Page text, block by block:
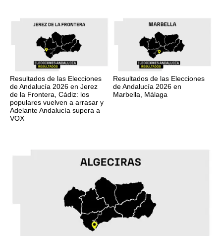
Resultados de las Elecciones
de Andalucía 2026 en Jerez
de la Frontera, Cádiz: los
populares vuelven a arrasar y
Adelante Andalucía supera a
VOX
Resultados de las Elecciones
de Andalucía 2026 en
Marbella, Málaga